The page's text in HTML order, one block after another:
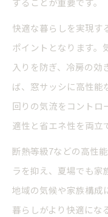
快適な暮らしを実現す
ポイントとなります。
入りを防ぎ、冷房の効
ば、窓サッシに高性能
回りの気流をコントロ
適性と省エネ性を両立
断熱等級7などの高性
ラを抑え、夏場でも家
地域の気候や家族構成
暮らしがより快適にな